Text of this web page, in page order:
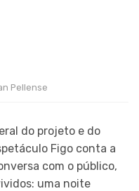
Pellense
do projeto e do
Figo conta a
com o público,
uma noite